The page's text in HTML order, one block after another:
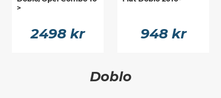
>
2498 kr 948 kr
Doblo